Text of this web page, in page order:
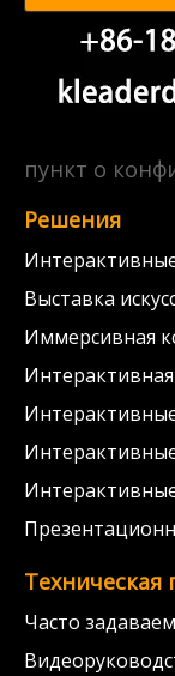
пункт о
Решения
Выставка
Иммерсивная
Техническая
Часто